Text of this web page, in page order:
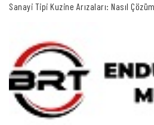
Sanayi Tipi Kuzine Arızaları: Nasıl